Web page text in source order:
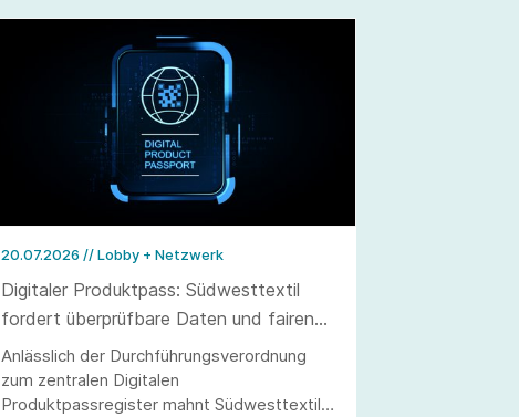
20.07.2026// Lobby + Netzwerk
Digitaler Produktpass: Südwesttextil
fordert überprüfbare Daten und fairen
Vollzug
Anlässlich der Durchführungsverordnung
zum zentralen Digitalen
Produktpassregister mahnt Südwesttextil